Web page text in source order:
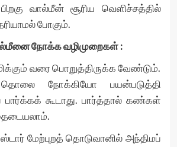
வால்மீன் சூரிய வெளிச்சத்தில்
போகும்.
நோக்க வழிமுறைகள் :
வரை பொறுத்திருக்க வேண்டும்.
நோக்கியோ பயன்படுத்தி
பார்க்கக் கூடாது. பார்த்தால் கண்கள்
மேற்புறத் தொடுவானில் அந்திமப்